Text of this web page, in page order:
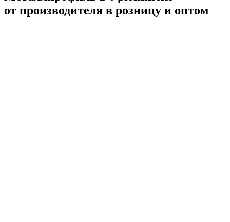
от производителя в розницу и оптом